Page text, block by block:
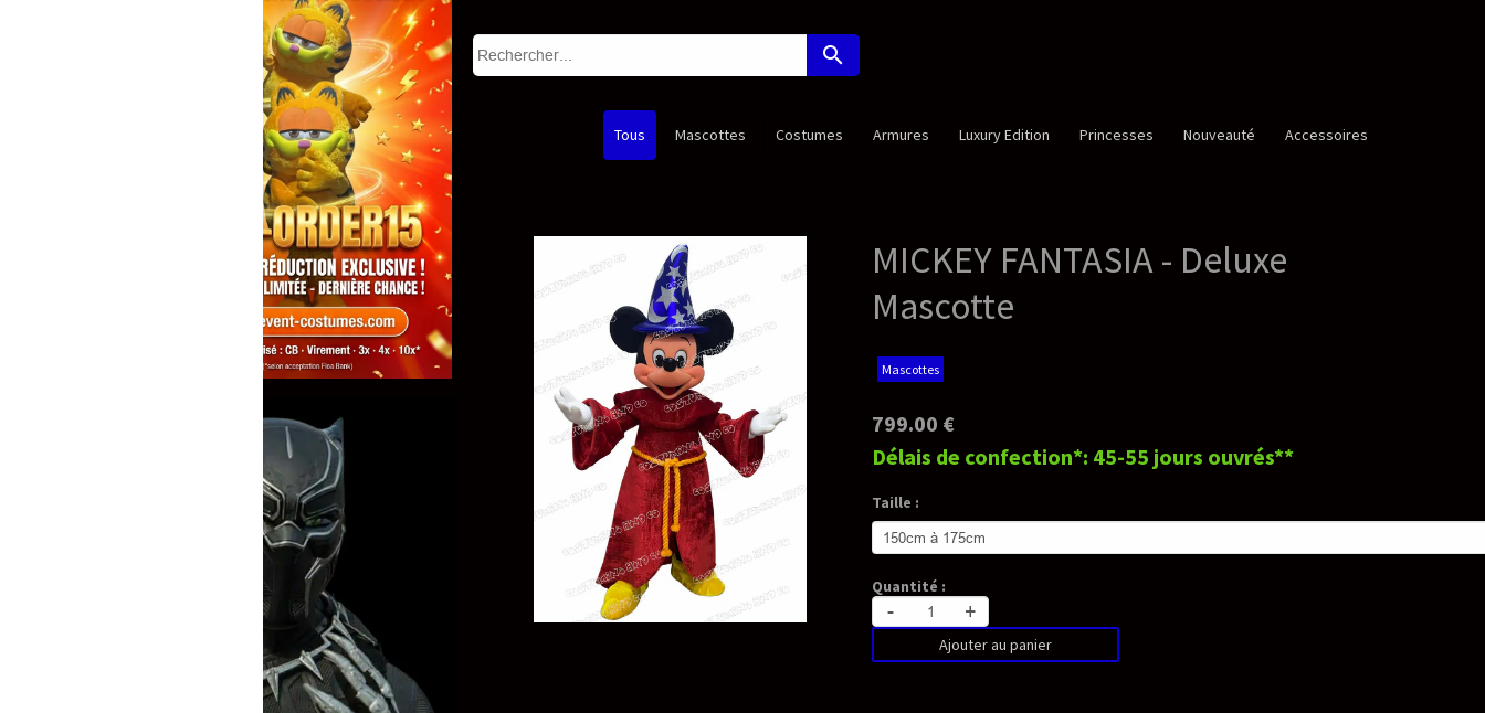
search
Tous Mascottes Armures Luxury Edition Princesses Nouveauté Accessoires
MICKEY FANTASIA - Deluxe
Mascotte
Mascottes
799.00 €
Délais de confection*: 45-55 jours ouvrés**
Taille :
Quantité :
-